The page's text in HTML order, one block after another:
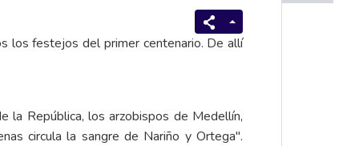
los festejos del primer centenario. De allí
la República, los arzobispos de Medellín,
circula la sangre de Nariño y Ortega".